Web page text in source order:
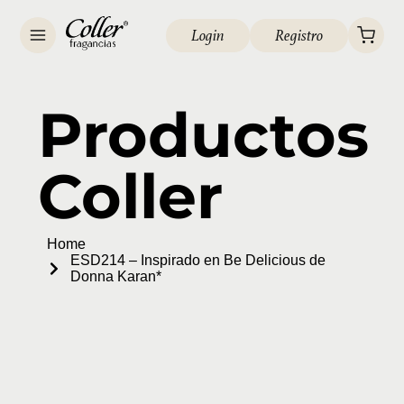
Login Registro
Productos
Coller
Home
ESD214 – Inspirado en Be Delicious de
Donna Karan*